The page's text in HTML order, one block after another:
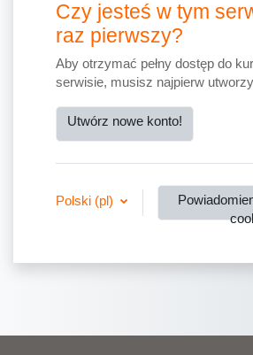
Czy jesteś w tym
raz pierwszy?
Aby otrzymać pełny dostęp do
serwisie, musisz najpierw
Utwórz nowe konto!
Polski ‎(pl)‎